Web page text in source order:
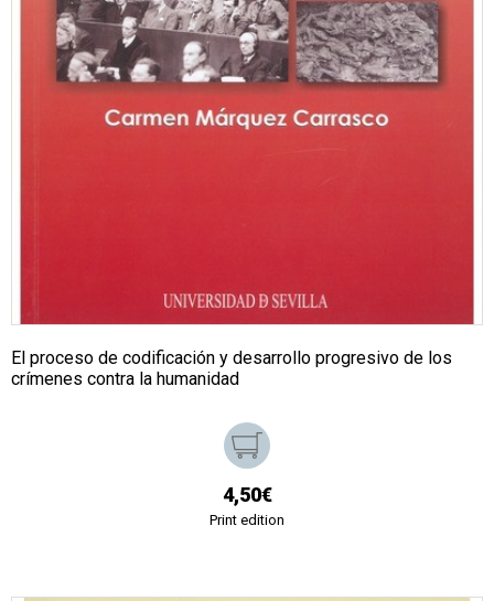
El proceso de codificación y desarrollo progresivo de los
crímenes contra la humanidad
4,50€
Print edition